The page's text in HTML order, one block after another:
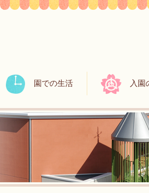
園での生活 入園